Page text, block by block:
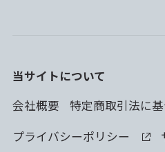
当サイトについて
会社概要
特定商取引法に
プライバシーポリシー